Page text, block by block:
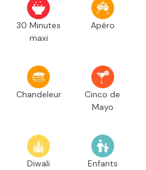
30 Minutes
maxi
Apéro
Chandeleur
Cinco de
Mayo
Diwali Enfants